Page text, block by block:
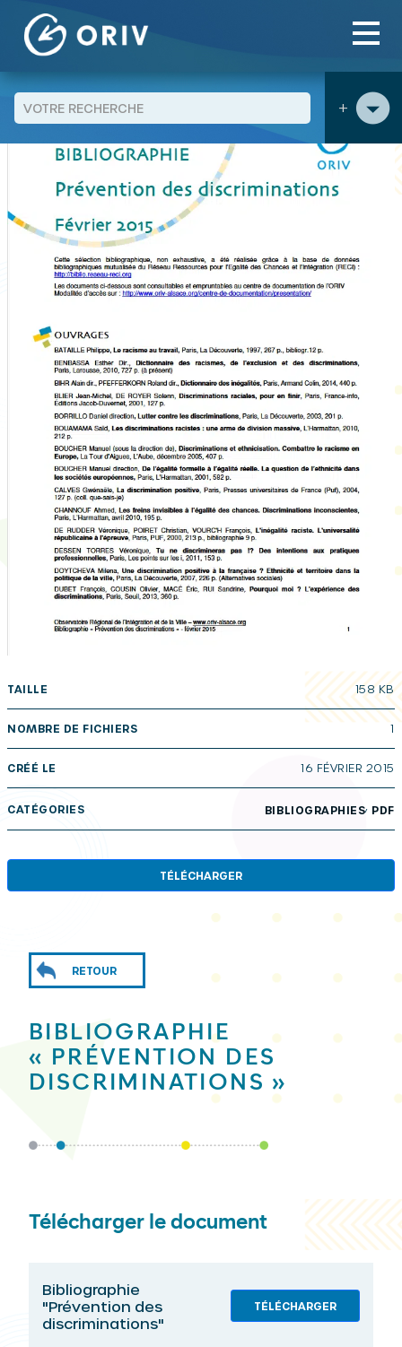
Aller au contenu
+
publications
Bibliographie "Prévention des
discriminations"
TAILLE 158 KB
NOMBRE DE FICHIERS 1
CRÉÉ LE 16 FÉVRIER 2015
CATÉGORIES BIBLIOGRAPHIES, PDF
TÉLÉCHARGER
RETOUR
BIBLIOGRAPHIE
« PRÉVENTION DES
DISCRIMINATIONS »
Télécharger le document
Bibliographie
"Prévention des
discriminations"
TÉLÉCHARGER
Panneau de gestion des cookies